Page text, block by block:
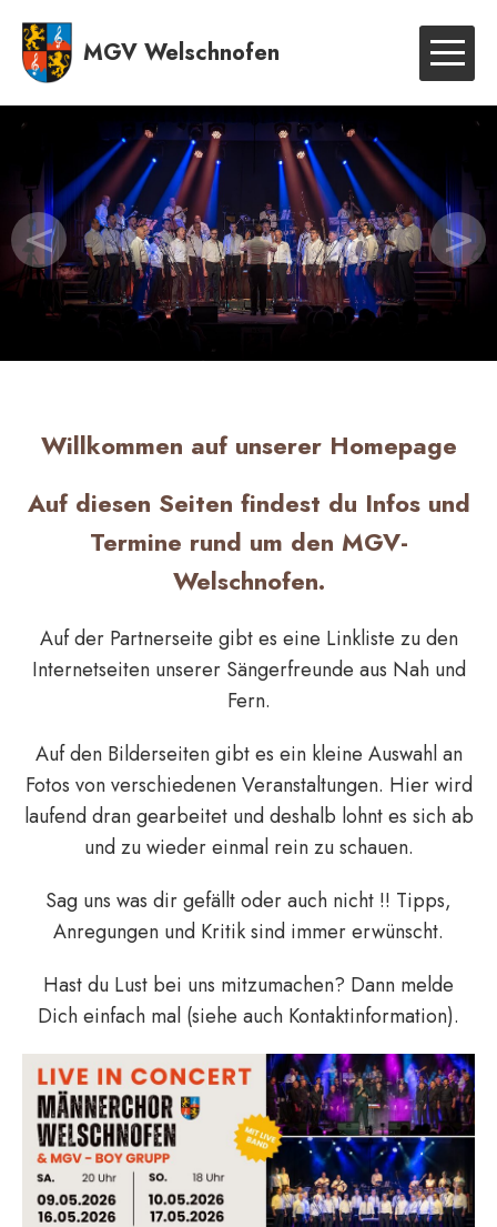
MGV Welschnofen
< >
Willkommen auf unserer Homepage
Auf diesen Seiten findest du Infos und
Termine rund um den MGV-
Welschnofen.
Auf der Partnerseite gibt es eine Linkliste zu den
Internetseiten unserer Sängerfreunde aus Nah und
Fern.
Auf den Bilderseiten gibt es ein kleine Auswahl an
Fotos von verschiedenen Veranstaltungen. Hier wird
laufend dran gearbeitet und deshalb lohnt es sich ab
und zu wieder einmal rein zu schauen.
Sag uns was dir gefällt oder auch nicht !! Tipps,
Anregungen und Kritik sind immer erwünscht.
Hast du Lust bei uns mitzumachen? Dann melde
Dich einfach mal (siehe auch Kontaktinformation).